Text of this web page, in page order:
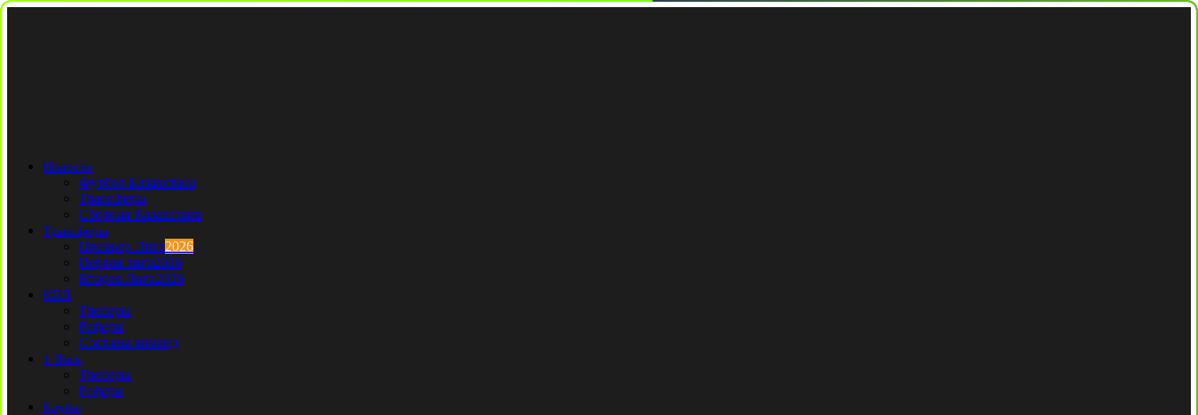
Новости
Футбол Казахстана
Трансферы
Сборная Казахстана
Трансферы
Премьер Лига2026
Первая лига2026
Вторая Лига2026
КПЛ
Тренеры
Рефери
Составы команд
1 Лига
Тренеры
Рефери
Клубы